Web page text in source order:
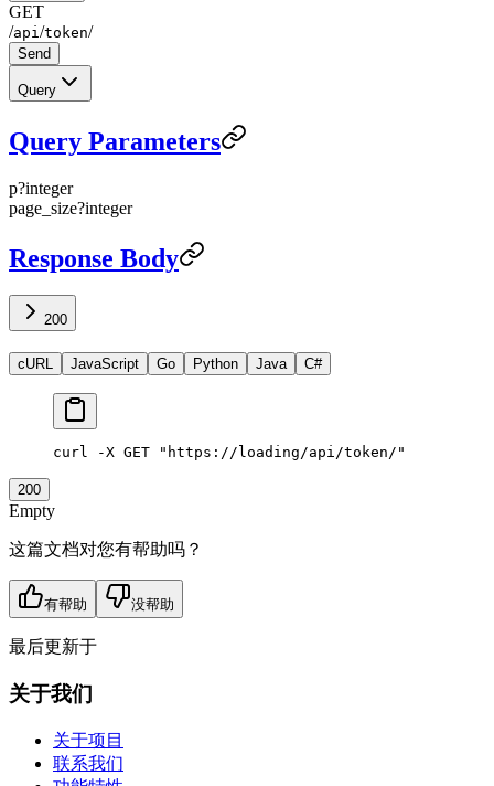
GET
/api /token/
Send
Query
Query Parameters
p?integer
page_size?integer
Response Body
200
cURL JavaScript Go Python Java C#
curl -X GET "https://loading/api/token/"
200
Empty
这篇文档对您有帮助吗？
有帮助 没帮助
最后更新于
关于我们
关于项目
联系我们